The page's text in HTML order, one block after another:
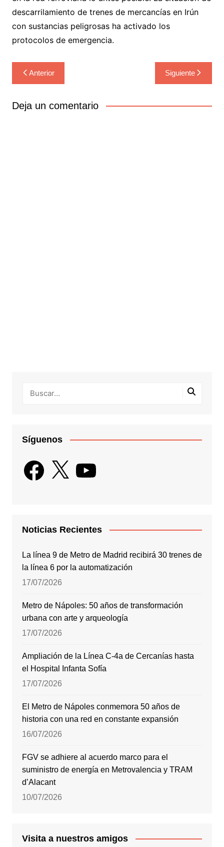
descarrilamiento de trenes de mercancías en Irún
con sustancias peligrosas ha activado los
protocolos de emergencia.
Navegación
de
entradas
Anterior Siguiente
Deja un comentario
Síguenos
Facebook
X YouTube
Noticias Recientes
La línea 9 de Metro de Madrid recibirá 30 trenes de
la línea 6 por la automatización
17/07/2026
Metro de Nápoles: 50 años de transformación
urbana con arte y arqueología
17/07/2026
Ampliación de la Línea C-4a de Cercanías hasta
el Hospital Infanta Sofía
17/07/2026
El Metro de Nápoles conmemora 50 años de
historia con una red en constante expansión
16/07/2026
FGV se adhiere al acuerdo marco para el
suministro de energía en Metrovalencia y TRAM
d’Alacant
10/07/2026
Visita a nuestros amigos